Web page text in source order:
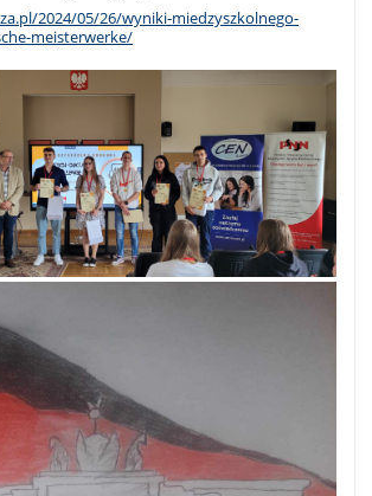
2024/05/26/wyniki-miedzyszkolnego-
meisterwerke/